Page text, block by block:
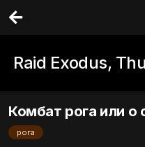
Raid Exodus,
Комбат рога или о
рога